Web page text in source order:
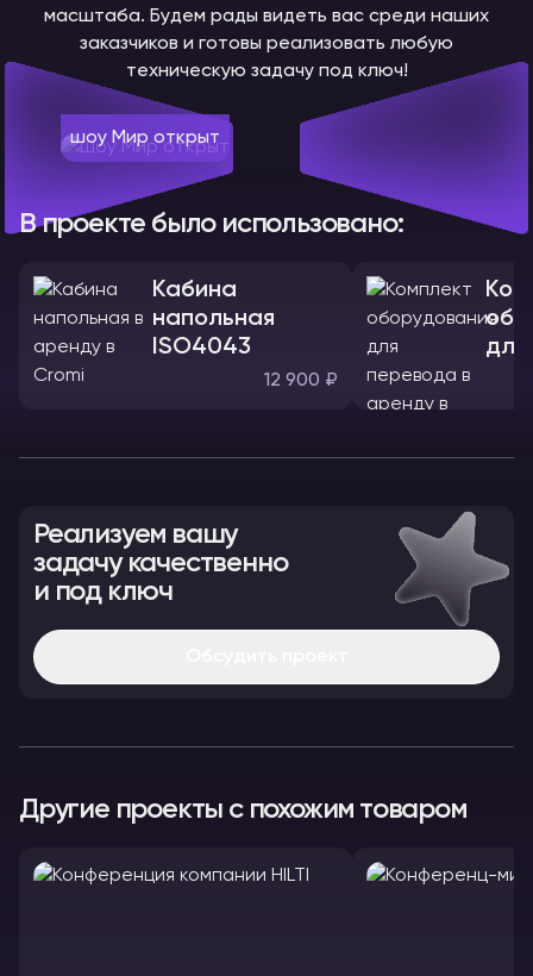
масштаба. Будем рады видеть вас среди наших
заказчиков и готовы реализовать любую
техническую задачу под ключ!
шоу Мир открыт
В проекте было использовано:
Кабина
напольная
ISO4043
12 900 ₽
Реализуем вашу
задачу качественно
и под ключ
Другие проекты с похожим товаром